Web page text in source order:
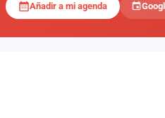
Añadir a mi agenda